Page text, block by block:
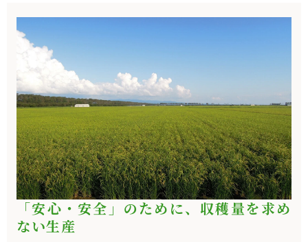
「安心・安全」のために、収穫量を求め
ない生産